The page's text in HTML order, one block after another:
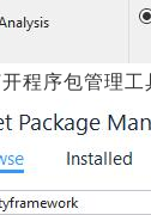
程序包管理